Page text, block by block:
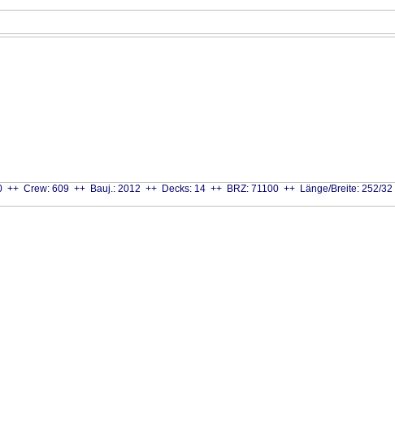
++ Crew: 609 ++ Bauj.: 2012 ++ Decks: 14 ++ BRZ: 71100 ++ Länge/Breite: 252/32